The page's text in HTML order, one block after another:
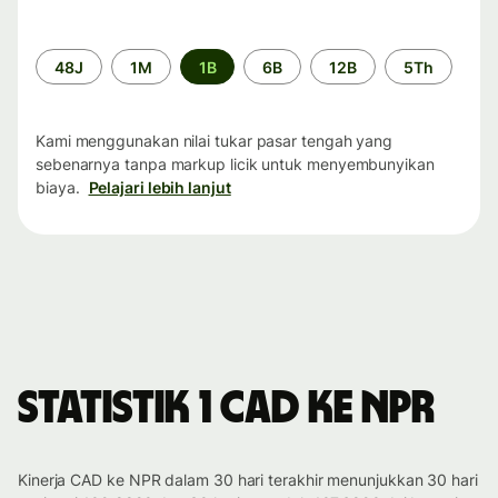
Periode
waktu
48J 1M 1B 6B 12B 5Th
Kami menggunakan nilai tukar pasar tengah yang
sebenarnya tanpa markup licik untuk menyembunyikan
biaya. Pelajari lebih lanjut
Statistik 1 CAD ke NPR
Kinerja CAD ke NPR dalam 30 hari terakhir menunjukkan 30 hari